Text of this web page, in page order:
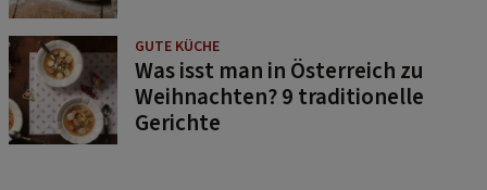
GUTE KÜCHE
Was isst man in Österreich zu
Weihnachten? 9 traditionelle
Gerichte